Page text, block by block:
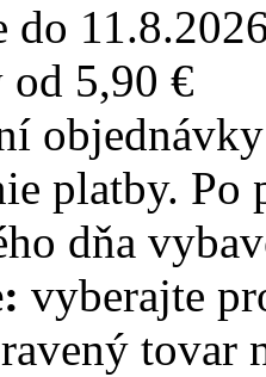
do
od 5,90 €
platby. Po
dňa
vyberajte
tovar